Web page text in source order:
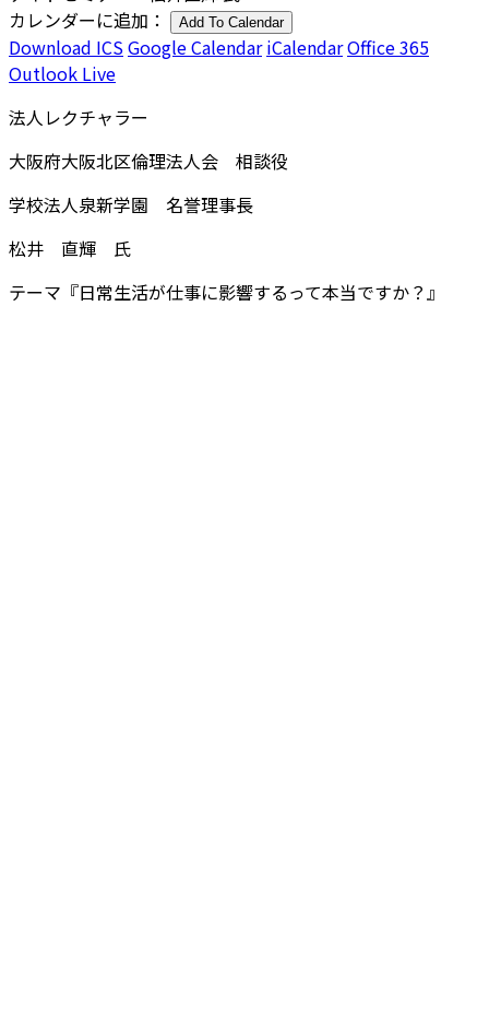
カレンダーに追加：
Add To Calendar
Download ICSGoogle Calendar iCalendarOffice 365
Outlook Live
法人レクチャラー
大阪府大阪北区倫理法人会 相談役
学校法人泉新学園 名誉理事長
松井 直輝 氏
テーマ『日常生活が仕事に影響するって本当ですか？』